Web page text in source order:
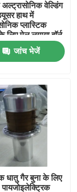
वेल्डिंग
हाथ में
प्लास्टिक
लिए मेल लगाया हॉर्न
जांच भेजें
धातु गैर बुना के लिए